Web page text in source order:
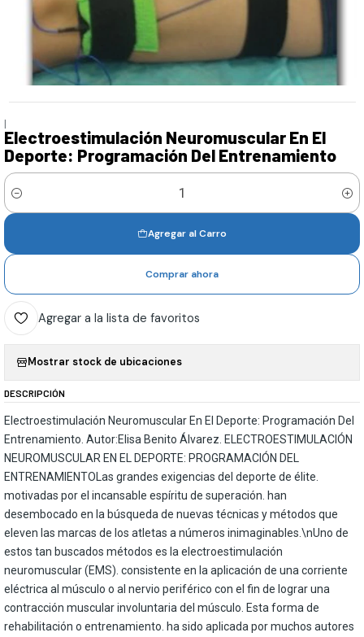
|
Electroestimulación Neuromuscular En El
Deporte: Programación Del Entrenamiento
Cantidad
Agregar al Carro
Comprar ahora
Agregar a la lista de favoritos
Mostrar stock de ubicaciones
DESCRIPCIÓN
Electroestimulación Neuromuscular En El Deporte: Programación Del
Entrenamiento. Autor:Elisa Benito Álvarez. ELECTROESTIMULACIÓN
NEUROMUSCULAR EN EL DEPORTE: PROGRAMACIÓN DEL
ENTRENAMIENTOLas grandes exigencias del deporte de élite.
motivadas por el incansable espíritu de superación. han
desembocado en la búsqueda de nuevas técnicas y métodos que
eleven las marcas de los atletas a números inimaginables.\nUno de
estos tan buscados métodos es la electroestimulación
neuromuscular (EMS). consistente en la aplicación de una corriente
eléctrica al músculo o al nervio periférico con el fin de lograr una
contracción muscular involuntaria del músculo. Esta forma de
rehabilitación o entrenamiento. ha sido aplicada por muchos autores